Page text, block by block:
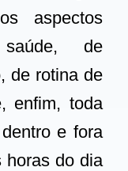
aspectos
saúde, de
de rotina de
enfim, toda
e fora
horas do dia